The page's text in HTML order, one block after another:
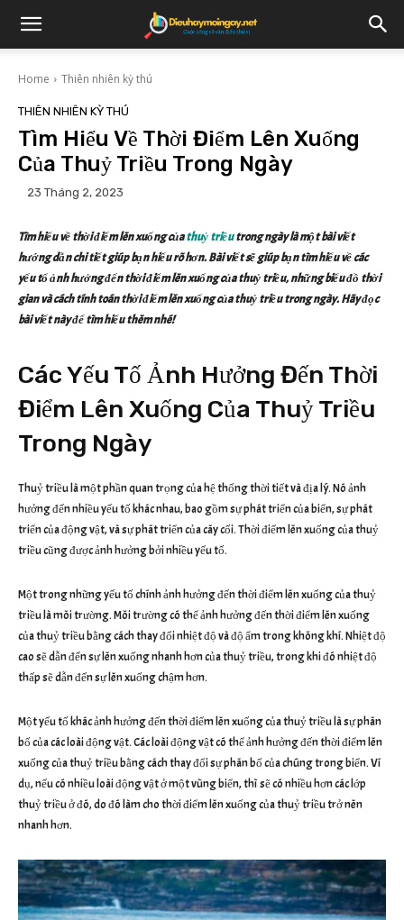
Home Thiên nhiên kỳ thú
THIÊN NHIÊN KỲ THÚ
Tìm Hiểu Về Thời Điểm Lên Xuống
Của Thuỷ Triều Trong Ngày
23 Tháng 2, 2023
Tìm hiểu về thời điểm lên xuống củathuỷ triềutrong ngày là một bài viết
hướng dẫn chi tiết giúp bạn hiểu rõ hơn. Bài viết sẽ giúp bạn tìm hiểu về các
yếu tố ảnh hưởng đến thời điểm lên xuống của thuỷ triều, những biểu đồ thời
gian và cách tính toán thời điểm lên xuống của thuỷ triều trong ngày. Hãy đọc
bài viết này để tìm hiểu thêm nhé!
Các Yếu Tố Ảnh Hưởng Đến Thời
Điểm Lên Xuống Của Thuỷ Triều
Trong Ngày
Thuỷ triều là một phần quan trọng của hệ thống thời tiết và địa lý. Nó ảnh
hưởng đến nhiều yếu tố khác nhau, bao gồm sự phát triển của biển, sự phát
triển của động vật, và sự phát triển của cây cối. Thời điểm lên xuống của thuỷ
triều cũng được ảnh hưởng bởi nhiều yếu tố.
Một trong những yếu tố chính ảnh hưởng đến thời điểm lên xuống của thuỷ
triều là môi trường. Môi trường có thể ảnh hưởng đến thời điểm lên xuống
của thuỷ triều bằng cách thay đổi nhiệt độ và độ ẩm trong không khí. Nhiệt độ
cao sẽ dẫn đến sự lên xuống nhanh hơn của thuỷ triều, trong khi đó nhiệt độ
thấp sẽ dẫn đến sự lên xuống chậm hơn.
Một yếu tố khác ảnh hưởng đến thời điểm lên xuống của thuỷ triều là sự phân
bố của các loài động vật. Các loài động vật có thể ảnh hưởng đến thời điểm lên
xuống của thuỷ triều bằng cách thay đổi sự phân bố của chúng trong biển. Ví
dụ, nếu có nhiều loài động vật ở một vùng biển, thì sẽ có nhiều hơn các lớp
thuỷ triều ở đó, do đó làm cho thời điểm lên xuống của thuỷ triều trở nên
nhanh hơn.